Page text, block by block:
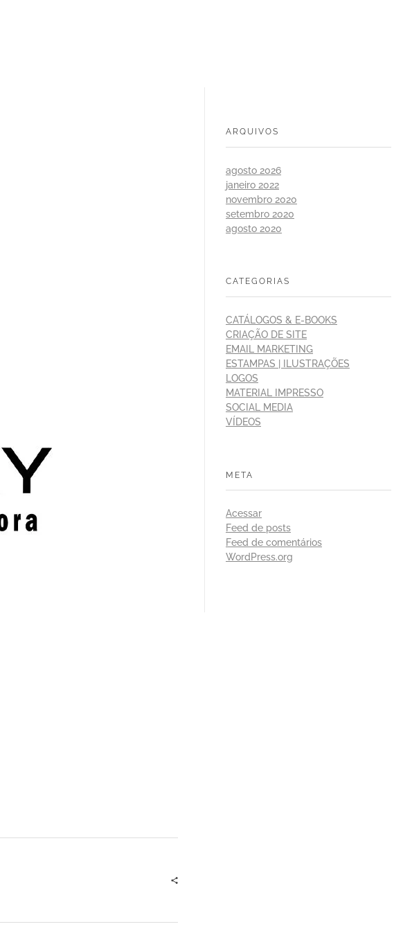
ARQUIVOS
agosto 2026
janeiro 2022
novembro 2020
setembro 2020
agosto 2020
CATEGORIAS
CATÁLOGOS & E-BOOKS
CRIAÇÃO DE SITE
EMAIL MARKETING
ESTAMPAS | ILUSTRAÇÕES
LOGOS
MATERIAL IMPRESSO
SOCIAL MEDIA
VÍDEOS
META
Acessar
Feed de posts
Feed de comentários
WordPress.org